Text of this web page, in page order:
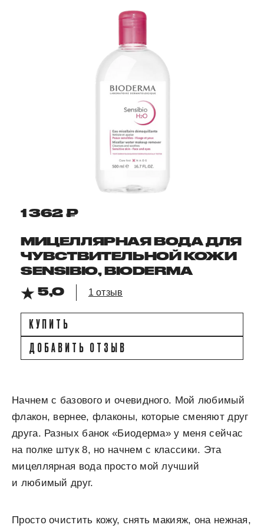
1 362 ₽
МИЦЕЛЛЯРНАЯ ВОДА ДЛЯ
ЧУВСТВИТЕЛЬНОЙ КОЖИ
SENSIBIO, BIODERMA
5,0
1 отзыв
КУПИТЬ
ДОБАВИТЬ ОТЗЫВ
Начнем с базового и очевидного. Мой любимый
флакон, вернее, флаконы, которые сменяют друг
друга. Разных банок «Биодерма» у меня сейчас
на полке штук 8, но начнем с классики. Эта
мицеллярная вода просто мой лучший
и любимый друг.
Просто очистить кожу, снять макияж, она нежная,